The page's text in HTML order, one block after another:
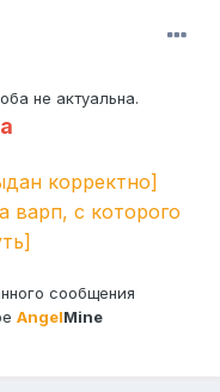
не актуальна.
корректно]
варп, с которого
сообщения
AngelMine